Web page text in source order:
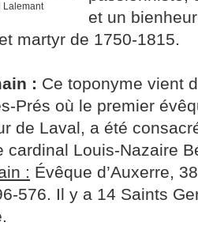
Lalemant
et un
martyr de 1750-1815.
: Ce toponyme vient
Prés où le premier
de Laval, a été
cardinal Louis-Nazaire
: Évêque d’Auxerre,
576. Il y a 14 Saints